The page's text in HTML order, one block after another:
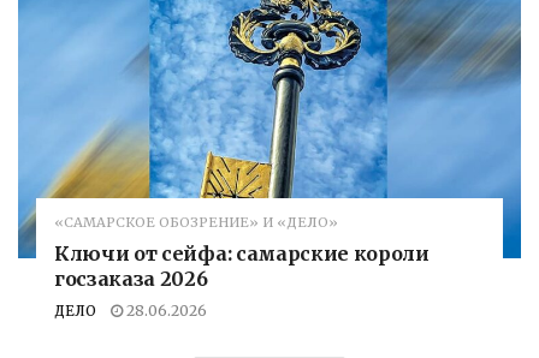
«САМАРСКОЕ ОБОЗРЕНИЕ» И «ДЕЛО»
Ключи от сейфа: самарские короли
госзаказа 2026
ДЕЛО 28.06.2026